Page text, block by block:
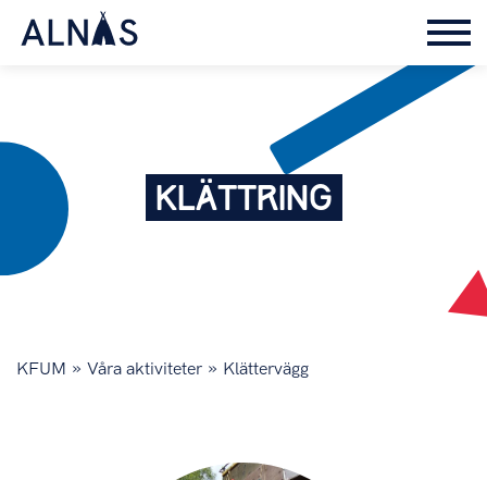
KLÄTTRING
KFUM » Våra aktiviteter » Klättervägg